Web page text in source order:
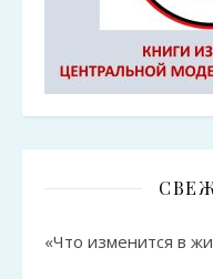
«Что изменится в